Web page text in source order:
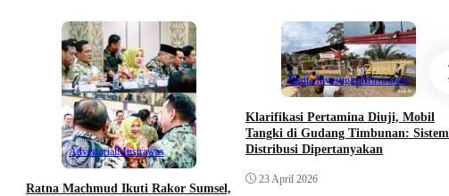
AdvertorialMusirawas
Ratna Machmud Ikuti Rakor Sumsel,
Berita InvestigasiMusirawas
Klarifikasi Pertamina Diuji, Mobil
Tangki di Gudang Timbunan: Sistem
Distribusi Dipertanyakan
23 April 2026